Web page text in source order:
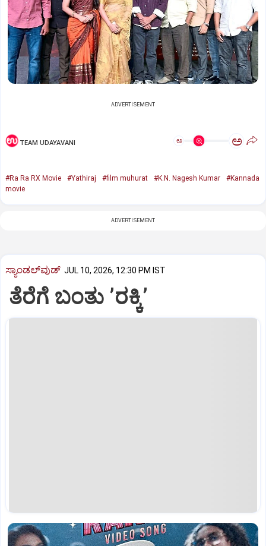
ADVERTISEMENT
TEAM UDAYAVANI ಅ ಅ
#Ra Ra RX Movie #Yathiraj #film muhurat #K.N. Nagesh Kumar
#Kannada
movie
ADVERTISEMENT
ಸ್ಯಾಂಡಲ್‌ವುಡ್‌ JUL 10, 2026, 12:30 PM IST
ತೆರೆಗೆ ಬಂತು ʼರಕ್ಕಿʼ